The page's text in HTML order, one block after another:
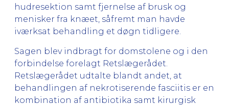
hudresektion samt fjernelse af brusk og
menisker fra knæet, såfremt man havde
iværksat behandling et døgn tidligere.
Sagen blev indbragt for domstolene og i den
forbindelse forelagt Retslægerådet.
Retslægerådet udtalte blandt andet, at
behandlingen af nekrotiserende fasciitis er en
kombination af antibiotika samt kirurgisk